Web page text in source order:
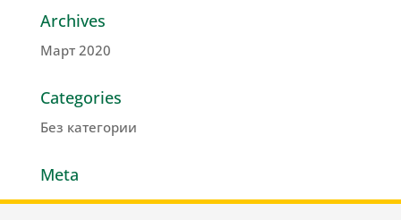
Archives
Март 2020
Categories
Без категории
Meta
Войти